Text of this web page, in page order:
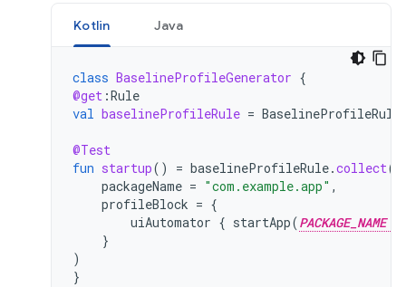
Kotlin Java
class BaselineProfileGenerator {
@get :Rule
val baselineProfileRule = BaselineProfileRule
@Test
fun startup() = baselineProfileRule.collect(
packageName = "com.example.app" ,
profileBlock = {
uiAutomator { startApp(PACKAGE_NAME
}
)
}